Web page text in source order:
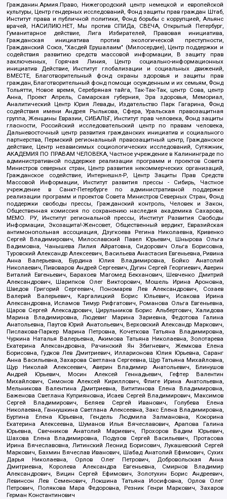
Гражданин.Армия.Право, Нижегородский центр немецкой и европейской
культуры, Центр гендерных исследований, Фонд защиты прав граждан Штаб,
Институт права и публичной политики, Фонд борьбы с коррупцией, Альянс
врачей, НАСИЛИЮ.НЕТ, Мы против СПИДа, СВЕЧА, Открытый Петербург,
Гуманитарное действие, Лига Избирателей, Правовая инициатива,
Гражданская инициатива против экологической преступности,
Гражданский Союз, "Хасдей Ерушалаим" (Милосердие), Центр поддержки и
содействия развитию средств массовой информации, В защиту прав
заключенных, Горячая Линия, Центр социально-информационных
инициатив Действие, Институт глобализации и социальных движений,
ВМЕСТЕ, Благотворительный фонд охраны здоровья и защиты прав
граждан, Благотворительный фонд помощи осужденным и их семьям, Фонд
Тольятти, Новое время, Серебряная тайга, Так-Так-Так, центр Сова, центр
Анна, Проект Апрель, Самарская губерния, Эра здоровья, Мемориал,
Аналитический Центр Юрия Левады, Издательство Парк Гагарина, Фонд
содействия имени Андрея Рылькова, Сфера, Уральская правозащитная
группа, Женщины Евразии, СИБАЛЬТ, Институт прав человека, Фонд защиты
гласности, Российский исследовательский центр по правам человека,
Дальневосточный центр развития гражданских инициатив и социального
партнерства, Пермский региональный правозащитный центр, Гражданское
действие, Центр независимых социологических исследований, Сутяжник,
АКАДЕМИЯ ПО ПРАВАМ ЧЕЛОВЕКА, Частное учреждение в Калининграде по
административной поддержке реализации программ и проектов Совета
Министров северных стран, Центр развития некоммерческих организаций,
Гражданское содействие, Интернешнл-Р, Центр Защиты Прав Средств
Массовой Информации, Институт развития прессы - Сибирь, Частное
учреждение в Санкт-Петербурге по административной поддержке
реализации программ и проектов Совета Министров Северных Стран, Фонд
поддержки свободы прессы, Гражданский контроль, Человек и Закон,
Общественная комиссия по сохранению наследия академика Сахарова,
МЕМО. РУ, Институт региональной прессы, Институт Развития Свободы
Информации, Экозащита!-Женсовет, Общественный вердикт, Евразийская
антимонопольная ассоциация, Дзугкоева Регина Николаевна, Кривенко
Сергей Владимирович, Милославский Павел Юрьевич, Шнырова Ольга
Вадимовна, Чанышева Лилия Айратовна, Сидорович Ольга Борисовна,
Туровский Александр Алексеевич, Васильева Анастасия Евгеньевна, Ривина
Анна Валерьевна, Бурдина Юлия Владимировна, Бойко Анатолий
Николаевич, Пивоваров Андрей Сергеевич, Дугин Сергей Георгиевич, Аверин
Виталий Евгеньевич, Барахоев Магомед Бекханович, Шевченко Дмитрий
Александрович, Шарипков Олег Викторович, Мошель Ирина Ароновна,
Шведов Григорий Сергеевич, Пономарев Лев Александрович, Созаев
Валерий Валерьевич, Каргалицкий Борис Юльевич, Исакова Ирина
Александровна, Исламов Тимур Рифгатович, Романова Ольга Евгеньевна,
Щаров Сергей Алексадрович, Цирульников Борис Альбертович, Халидова
Марина Владимировна, Людевиг Марина Зариевна, Федотова Галина
Анатольевна, Паутов Юрий Анатольевич, Верховский Александр Маркович,
Пислакова-Паркер Марина Петровна, Кочеткова Татьяна Владимировна,
Чуркина Наталья Валерьевна, Акимова Татьяна Николаевна, Золотарева
Екатерина Александровна, Рачинский Ян Збигневич, Жемкова Елена
Борисовна, Гудков Лев Дмитриевич, Илларионова Юлия Юрьевна, Саранг
Анна Васильевна, Захарова Светлана Сергеевна, Щур Татьяна Михайловна,
Щур Николай Алексеевич, Аверин Владимир Анатольевич, Блинушов
Андрей Юрьевич, Мосин Алексей Геннадьевич, Гефтер Валентин
Михайлович, Симонов Алексей Кириллович, Флиге Ирина Анатольевна,
Мельникова Валентина Дмитриевна, Вититинова Елена Владимировна,
Баженова Светлана Куприяновна, Исаев Сергей Владимирович, Максимов
Сергей Владимирович, Беляев Сергей Иванович, Голубева Елена
Николаевна, Ганнушкина Светлана Алексеевна, Закс Елена Владимировна,
Буртина Елена Юрьевна, Гендель Людмила Залмановна, Кокорина
Екатерина Алексеевна, Шуманов Илья Вячеславович, Арапова Галина
Юрьевна, Свечников Анатолий Мариевич, Прохоров Вадим Юрьевич,
Шахова Елена Владимировна, Подузов Сергей Васильевич, Протасова
Ирина Вячеславовна, Литинский Леонид Борисович, Лукашевский Сергей
Маркович, Бахмин Вячеслав Иванович, Шабад Анатолий Ефимович, Сухих
Дарья Николаевна, Орлов Олег Петрович, Добровольская Анна
Дмитриевна, Королева Александра Евгеньевна, Смирнов Владимир
Александрович, Вицин Сергей Ефимович, Золотухин Борис Андреевич,
Левинсон Лев Семенович, Локшина Татьяна Иосифовна, Орлов Олег
Петрович, Полякова Мара Федоровна, Резник Генри Маркович, Захаров
Герман Константинович